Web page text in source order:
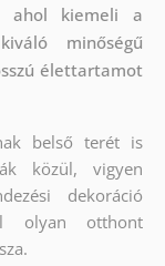
ahol kiemeli a
minőségű
élettartamot
belső terét is
közül, vigyen
dekoráció
olyan otthont